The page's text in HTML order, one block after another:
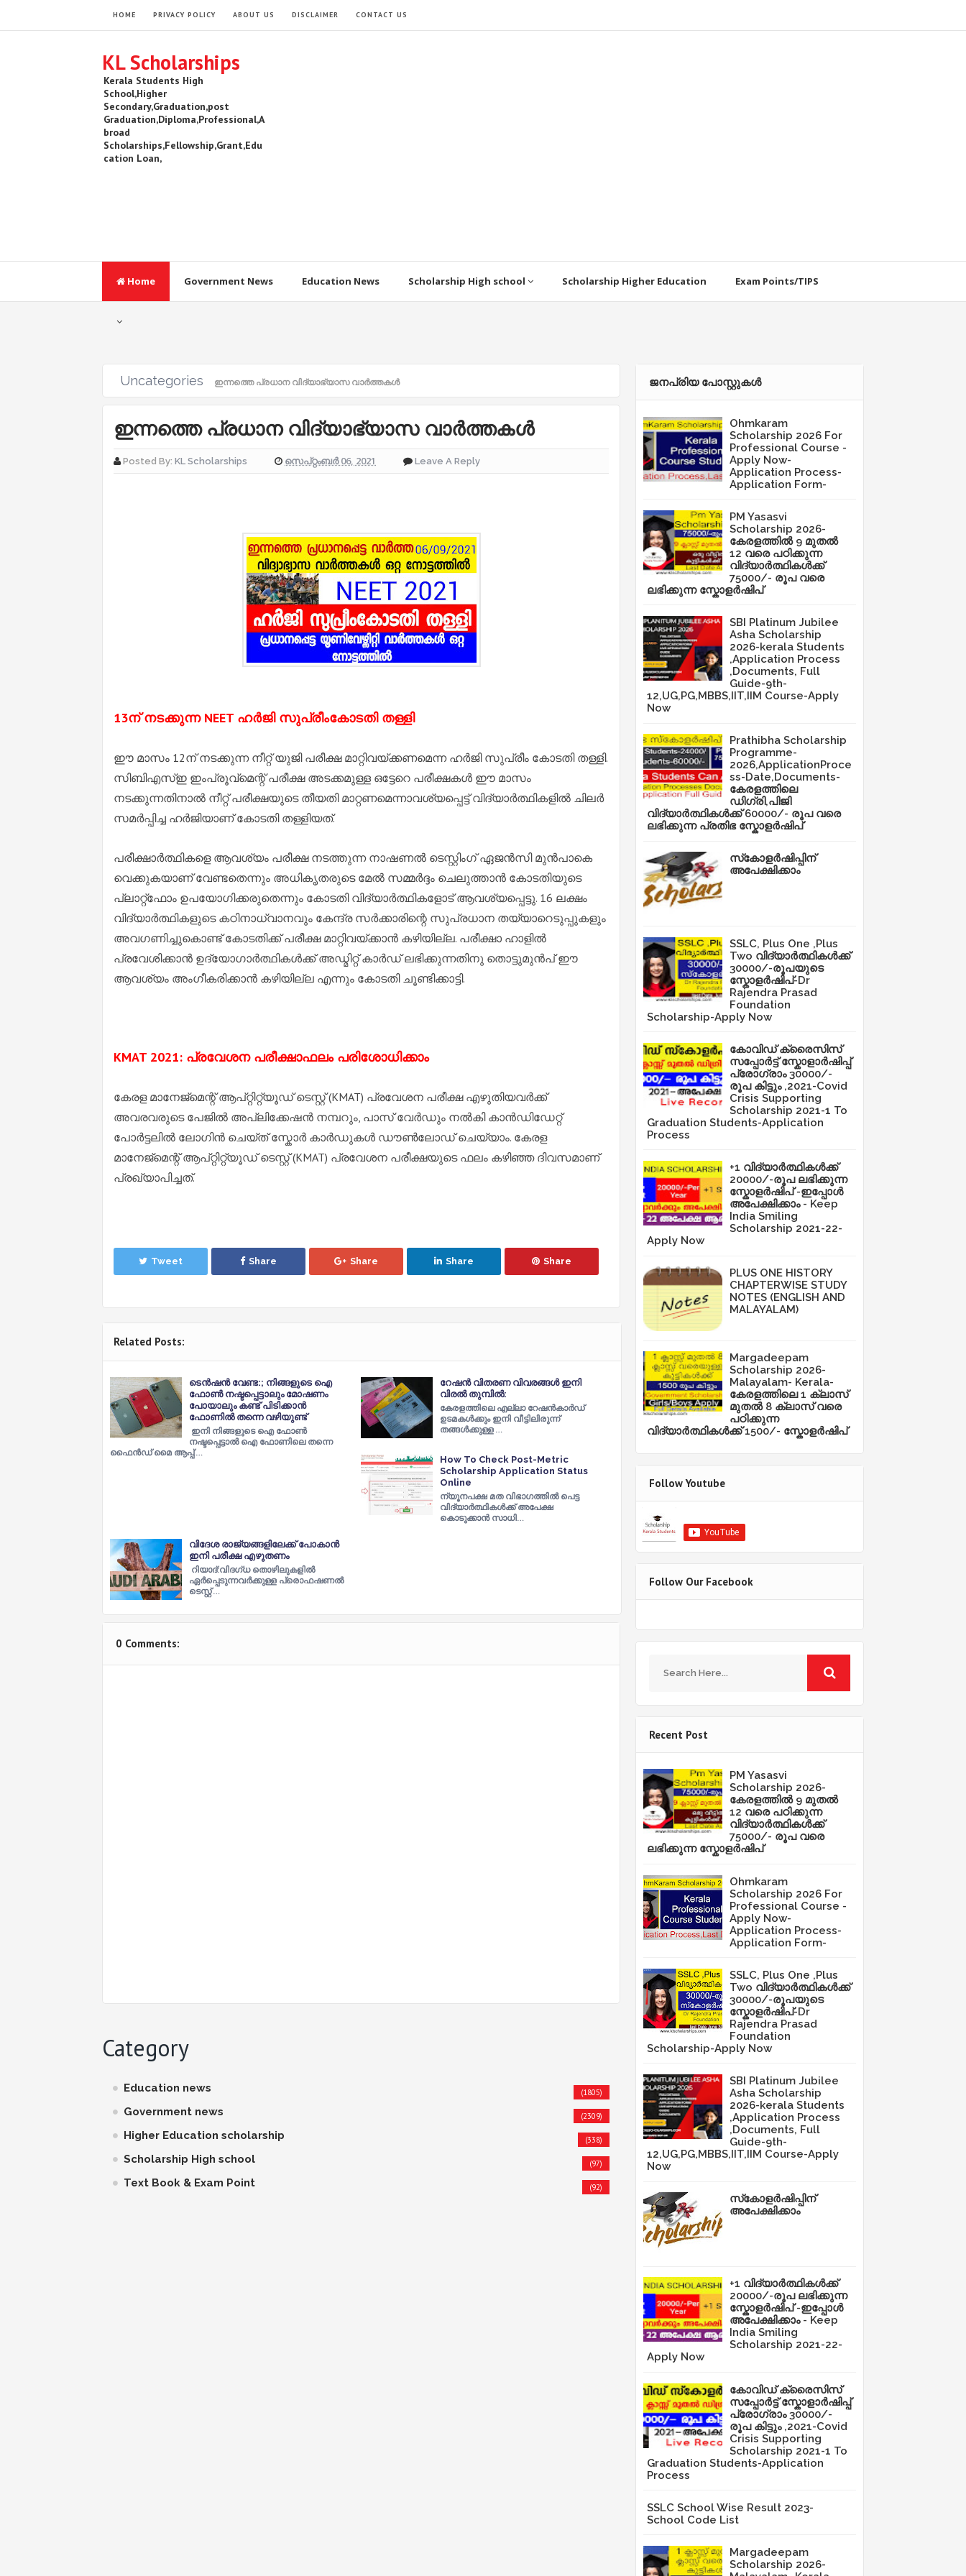
HOME PRIVACY POLICY ABOUT US DISCLAIMER CONTACT US
KL Scholarships
Kerala Students High
School,Higher
Secondary,Graduation,post
Graduation,Diploma,Professional,A
broad
Scholarships,Fellowship,Grant,Edu
cation Loan,
Home Government News Education News Scholarship High school Scholarship Higher Education Exam Points/TIPS
Uncategories ഇന്നത്തെ പ്രധാന വിദ്യാഭ്യാസ വാർത്തകൾ
ഇന്നത്തെ പ്രധാന വിദ്യാഭ്യാസ വാർത്തകൾ
Posted By: KL Scholarships സെപ്റ്റംബർ 06, 2021 Leave A Reply
13ന് നടക്കുന്ന NEET ഹർജി സുപ്രീംകോടതി തള്ളി
ഈ മാസം 12ന് നടക്കുന്ന നീറ്റ് യുജി പരീക്ഷ മാറ്റിവയ്ക്കണമെന്ന ഹർജി സുപ്രീം കോടതി തള്ളി.
സിബിഎസ്ഇ ഇംപ്രൂവ്മെന്റ് പരീക്ഷ അടക്കമുള്ള ഒട്ടേറെ പരീക്ഷകൾ ഈ മാസം
നടക്കുന്നതിനാൽ നീറ്റ് പരീക്ഷയുടെ തീയതി മാറ്റണമെന്നാവശ്യപ്പെട്ട് വിദ്യാർത്ഥികളിൽ ചിലർ
സമർപ്പിച്ച ഹർജിയാണ് കോടതി തള്ളിയത്.
പരീക്ഷാർത്ഥികളെ ആവശ്യം പരീക്ഷ നടത്തുന്ന നാഷണൽ ടെസ്റ്റിംഗ് ഏജൻസി മുൻപാകെ
വെക്കുകയാണ് വേണ്ടതെന്നും അധികൃതരുടെ മേൽ സമ്മർദ്ദം ചെലുത്താൻ കോടതിയുടെ
പ്ലാറ്റ്ഫോം ഉപയോഗിക്കരുതെന്നും കോടതി വിദ്യാർത്ഥികളോട് ആവശ്യപ്പെട്ടു. 16 ലക്ഷം
വിദ്യാർത്ഥികളുടെ കഠിനാധ്വാനവും കേന്ദ്ര സർക്കാരിന്റെ സുപ്രധാന തയ്യാറെടുപ്പുകളും
അവഗണിച്ചുകൊണ്ട് കോടതിക്ക് പരീക്ഷ മാറ്റിവയ്ക്കാൻ കഴിയില്ല. പരീക്ഷാ ഹാളിൽ
പ്രവേശിക്കാൻ ഉദ്യോഗാർത്ഥികൾക്ക് അഡ്മിറ്റ് കാർഡ് ലഭിക്കുന്നതിനു തൊട്ടുമുൻപ് ഈ
ആവശ്യം അംഗീകരിക്കാൻ കഴിയില്ല എന്നും കോടതി ചൂണ്ടിക്കാട്ടി.
KMAT 2021: പ്രവേശന പരീക്ഷാഫലം പരിശോധിക്കാം
കേരള മാനേജ്മെന്റ് ആപ്റ്റിറ്റ്യൂഡ് ടെസ്റ്റ് (KMAT) പ്രവേശന പരീക്ഷ എഴുതിയവർക്ക്
അവരവരുടെ പേജിൽ അപ്ലിക്കേഷൻ നമ്പറും, പാസ് വേർഡും നൽകി കാൻഡിഡേറ്റ്
പോർട്ടലിൽ ലോഗിൻ ചെയ്ത് സ്കോർ കാർഡുകൾ ഡൗൺലോഡ് ചെയ്യാം. കേരള
മാനേജ്മെന്റ് ആപ്റ്റിറ്റ്യൂഡ് ടെസ്റ്റ് (KMAT) പ്രവേശന പരീക്ഷയുടെ ഫലം കഴിഞ്ഞ ദിവസമാണ്
പ്രഖ്യാപിച്ചത്.
Tweet Share Share Share Share
Related Posts:
ടെൻഷൻ വേണ്ട:; നിങ്ങളുടെ ഐ
ഫോൺ നഷ്ടപ്പെട്ടാലും മോഷണം
പോയാലും കണ്ട് പിടിക്കാൻ
ഫോണിൽ തന്നെ വഴിയുണ്ട്
ഇനി നിങ്ങളുടെ ഐ ഫോൺ
നഷ്ടപ്പെട്ടാൽ ഐ ഫോണിലെ തന്നെ
ഫൈൻഡ് മൈ ആപ്പ് …
റേഷൻ വിതരണ വിവരങ്ങൾ ഇനി
വിരൽ തുമ്പിൽ:
കേരളത്തിലെ എല്ലാ റേഷൻകാർഡ്
ഉടമകൾക്കും ഇനി വീട്ടിലിരുന്ന്
തങ്ങൾക്കുള്ള …
How To Check Post-Metric
Scholarship Application Status
Online
ന്യൂനപക്ഷ മത വിഭാഗത്തിൽ പെട്ട
വിദ്യാർത്ഥികൾക്ക് അപേക്ഷ
കൊടുക്കാൻ സാധി…
വിദേശ രാജ്യങ്ങളിലേക്ക് പോകാൻ
ഇനി പരീക്ഷ എഴുതണം
റിയാദ്:വിദഗ്ധ തൊഴിലുകളിൽ
ഏർപ്പെടുന്നവർക്കുള്ള പ്രൊഫഷണൽ
ടെസ്റ്റ് …
0 Comments:
Category
Education news (1805)
Government news (2309)
Higher Education scholarship (338)
Scholarship High school (97)
Text Book & Exam Point (92)
ജനപ്രിയ പോസ്റ്റുകള്‍‌
Ohmkaram
Scholarship 2026 For
Professional Course -
Apply Now-
Application Process-
Application Form-
PM Yasasvi
Scholarship 2026-
കേരളത്തിൽ 9 മുതൽ
12 വരെ പഠിക്കുന്ന
വിദ്യാർത്ഥികൾക്ക്
75000/- രൂപ വരെ
ലഭിക്കുന്ന സ്കോളർഷിപ്
SBI Platinum Jubilee
Asha Scholarship
2026-kerala Students
,Application Process
,Documents, Full
Guide-9th-
12,UG,PG,MBBS,IIT,IIM Course-Apply
Now
Prathibha Scholarship
Programme-
2026,ApplicationProce
ss-Date,Documents-
കേരളത്തിലെ
ഡിഗ്രി,പിജി
വിദ്യാർത്ഥികൾക്ക് 60000/- രൂപ വരെ
ലഭിക്കുന്ന പ്രതിഭ സ്കോളർഷിപ്
സ്‌കോളർഷിപ്പിന്
അപേക്ഷിക്കാം
SSLC, Plus One ,Plus
Two വിദ്യാർത്ഥികൾക്ക്
30000/-രൂപയുടെ
സ്കോളർഷിപ്-Dr
Rajendra Prasad
Foundation
Scholarship-Apply Now
കോവിഡ് ക്രൈസിസ്
സപ്പോർട്ട് സ്കോളാർഷിപ്പ്
പ്രോഗ്രാം 30000/-
രൂപ കിട്ടും ,2021-Covid
Crisis Supporting
Scholarship 2021-1 To
Graduation Students-Application
Process
+1 വിദ്യാർത്ഥികൾക്ക്
20000/-രൂപ ലഭിക്കുന്ന
സ്കോളർഷിപ് -ഇപ്പോൾ
അപേക്ഷിക്കാം - Keep
India Smiling
Scholarship 2021-22-
Apply Now
PLUS ONE HISTORY
CHAPTERWISE STUDY
NOTES (ENGLISH AND
MALAYALAM)
Margadeepam
Scholarship 2026-
Malayalam- Kerala-
കേരളത്തിലെ 1 ക്ലാസ്
മുതൽ 8 ക്ലാസ് വരെ
പഠിക്കുന്ന
വിദ്യാർത്ഥികൾക്ക് 1500/- സ്കോളർഷിപ്
Follow Youtube
Follow Our Facebook
Recent Post
PM Yasasvi
Scholarship 2026-
കേരളത്തിൽ 9 മുതൽ
12 വരെ പഠിക്കുന്ന
വിദ്യാർത്ഥികൾക്ക്
75000/- രൂപ വരെ
ലഭിക്കുന്ന സ്കോളർഷിപ്
Ohmkaram
Scholarship 2026 For
Professional Course -
Apply Now-
Application Process-
Application Form-
SSLC, Plus One ,Plus
Two വിദ്യാർത്ഥികൾക്ക്
30000/-രൂപയുടെ
സ്കോളർഷിപ്-Dr
Rajendra Prasad
Foundation
Scholarship-Apply Now
SBI Platinum Jubilee
Asha Scholarship
2026-kerala Students
,Application Process
,Documents, Full
Guide-9th-
12,UG,PG,MBBS,IIT,IIM Course-Apply
Now
സ്‌കോളർഷിപ്പിന്
അപേക്ഷിക്കാം
+1 വിദ്യാർത്ഥികൾക്ക്
20000/-രൂപ ലഭിക്കുന്ന
സ്കോളർഷിപ് -ഇപ്പോൾ
അപേക്ഷിക്കാം - Keep
India Smiling
Scholarship 2021-22-
Apply Now
കോവിഡ് ക്രൈസിസ്
സപ്പോർട്ട് സ്കോളാർഷിപ്പ്
പ്രോഗ്രാം 30000/-
രൂപ കിട്ടും ,2021-Covid
Crisis Supporting
Scholarship 2021-1 To
Graduation Students-Application
Process
SSLC School Wise Result 2023-
School Code List
Margadeepam
Scholarship 2026-